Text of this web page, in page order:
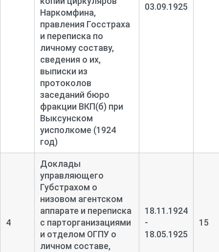
Наркомфина,
правления Госстраха
и переписка по
личному составу,
сведения о их,
выписки из
протоколов
заседаний бюро
фракции ВКП(б) при
Выксунском
уисполкоме (1924
год)
03.09.1925
4
Доклады
управляющего
Губстрахом о
низовом агентском
аппарате и переписка
с парторганизациями
и отделом ОГПУ о
личном составе,
18.11.1924
-
18.05.1925
15